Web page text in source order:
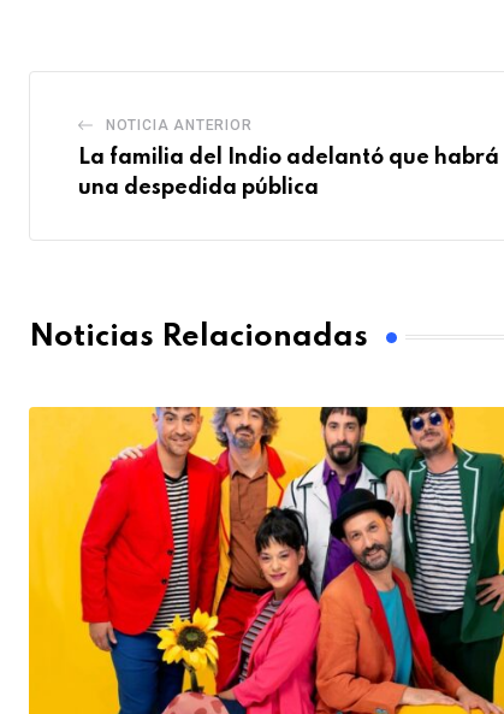
NOTICIA ANTERIOR
La familia del Indio adelantó que habrá
una despedida pública
Noticias Relacionadas